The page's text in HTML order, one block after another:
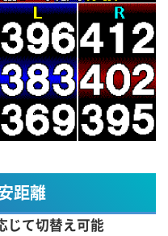
距離
じて切替え可能